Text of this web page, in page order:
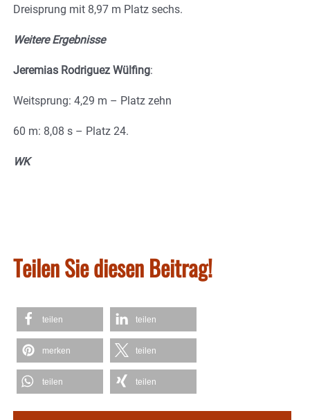
Dreisprung mit 8,97 m Platz sechs.
Weitere Ergebnisse
Jeremias Rodriguez Wülfing:
Weitsprung: 4,29 m – Platz zehn
60 m: 8,08 s – Platz 24.
WK
Teilen Sie diesen Beitrag!
teilen teilen
merken teilen
teilen teilen